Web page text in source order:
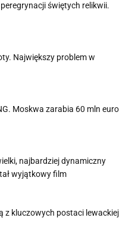
świętych relikwii.
Największy problem w
Moskwa zarabia 60 mln euro
najbardziej dynamiczny
wyjątkowy film
z kluczowych postaci lewackiej